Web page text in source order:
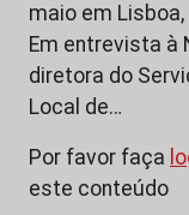
maio em
Em entrevista à
diretora do
Local de…
Por favor faça
este conteúdo